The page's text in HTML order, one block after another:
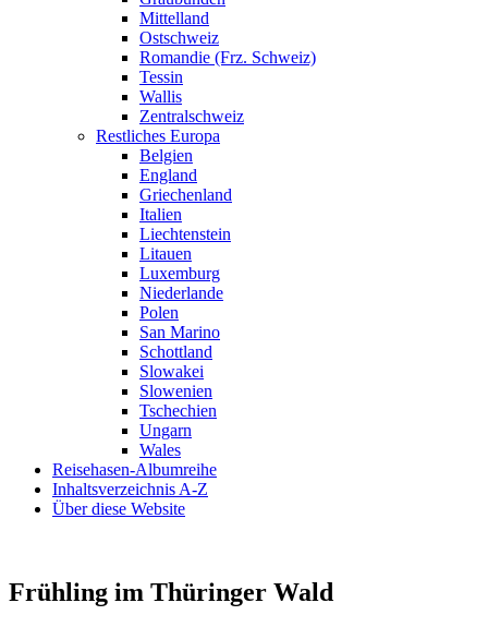
Mittelland
Ostschweiz
Romandie (Frz. Schweiz)
Tessin
Wallis
Zentralschweiz
Restliches Europa
Belgien
England
Griechenland
Italien
Liechtenstein
Litauen
Luxemburg
Niederlande
Polen
San Marino
Schottland
Slowakei
Slowenien
Tschechien
Ungarn
Wales
Reisehasen-Albumreihe
Inhaltsverzeichnis A-Z
Über diese Website
Frühling im Thüringer Wald